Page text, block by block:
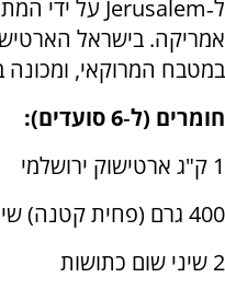
ל‑Jerusalem על ידי
אמריקה. בישראל
במטבח המרוקאי,
חומרים (ל‑6 סועדים):
1 ק"ג ארטישוק ירושלמי
400 גרם (פחית קטנה) שימורי עגבניות מרוסקות
2 שיני שום כתושות